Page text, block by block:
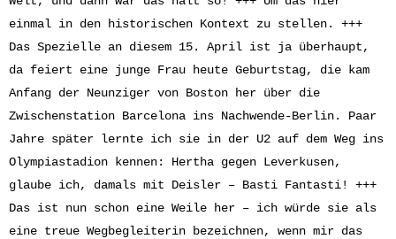
einmal in den historischen Kontext zu stellen. +++
Das Spezielle an diesem 15. April ist ja überhaupt,
da feiert eine junge Frau heute Geburtstag, die kam
Anfang der Neunziger von Boston her über die
Zwischenstation Barcelona ins Nachwende-Berlin. Paar
Jahre später lernte ich sie in der U2 auf dem Weg ins
Olympiastadion kennen: Hertha gegen Leverkusen,
glaube ich, damals mit Deisler – Basti Fantasti! +++
Das ist nun schon eine Weile her – ich würde sie als
eine treue Wegbegleiterin bezeichnen, wenn mir das